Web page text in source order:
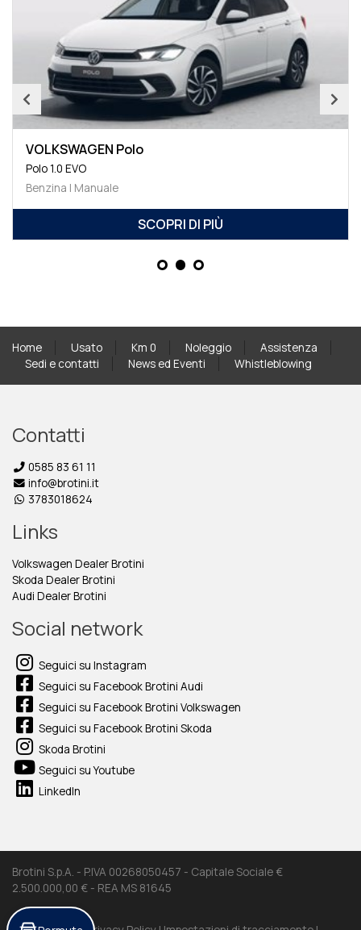
VOLKSWAGEN Polo
Polo 1.0 EVO
Benzina | Manuale
SCOPRI DI PIÙ
Home Usato Km 0 Noleggio
Assistenza
Sedi e contatti
News ed Eventi Whistleblowing
Contatti
0585 83 61 11
info@brotini.it
3783018624
Links
Volkswagen Dealer Brotini
Skoda Dealer Brotini
Audi Dealer Brotini
Social network
Seguici su Instagram
Seguici su Facebook Brotini Audi
Seguici su Facebook Brotini Volkswagen
Seguici su Facebook Brotini Skoda
Skoda Brotini
Seguici su Youtube
LinkedIn
Brotini S.p.A. - P.IVA 00268050457 - Capitale Sociale €
2.500.000,00 € - REA MS 81645